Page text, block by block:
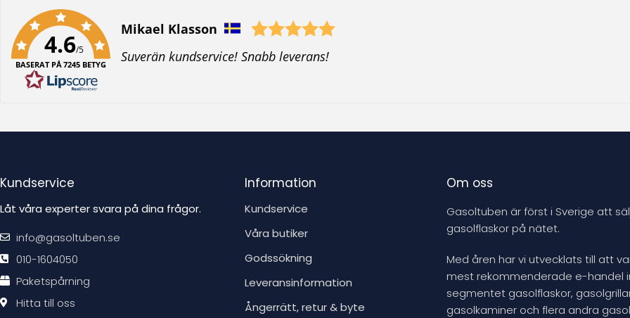
4.6/5
BASERAT PÅ 7245 BETYG
Författare:
BO TOMAS JOHANSSON
T
Perfekt
Kundservice
Låt våra experter svara på dina frågor.
info@gasoltuben.se
010-1604050
Paketspårning
Hitta till oss
Information
Kundservice
Våra butiker
Godssökning
Leveransinformation
Ångerrätt, retur & byte
Om oss
Gasoltuben är först i Sverige att
gasolflaskor på nätet.
Med åren har vi utvecklats till att
mest rekommenderade e-handel
segmentet gasolflaskor,
gasolkaminer och flera andra